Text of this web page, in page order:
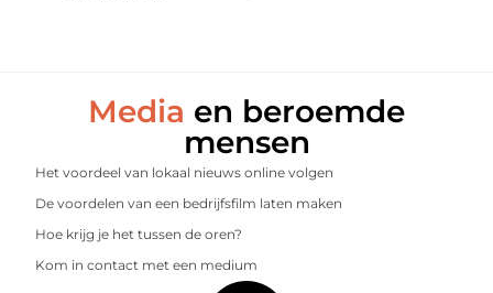
Media en beroemde
mensen
Het voordeel van lokaal nieuws online volgen
De voordelen van een bedrijfsfilm laten maken
Hoe krijg je het tussen de oren?
Kom in contact met een medium